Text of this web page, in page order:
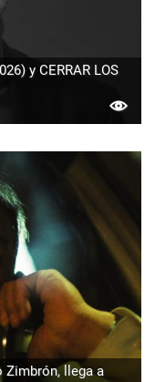
y CERRAR LOS
Zimbrón, llega a